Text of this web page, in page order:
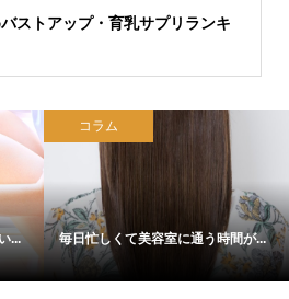
ストアップ・育乳サプリランキ
...
コラム
毎日忙しくて美容室に通う時間が...